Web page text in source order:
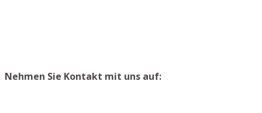
Nehmen Sie Kontakt mit uns auf: